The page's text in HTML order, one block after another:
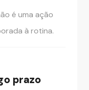
é uma ação
à rotina.
prazo